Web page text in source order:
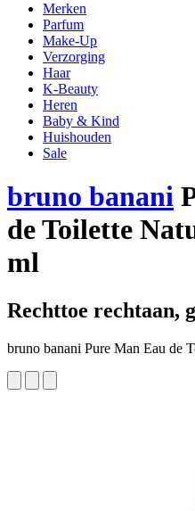
Merken
Parfum
Make-Up
Verzorging
Haar
K-Beauty
Heren
Baby & Kind
Huishouden
Sale
bruno banani
de Toilette
ml
Rechttoe rechtaan,
bruno banani Pure Man Eau de